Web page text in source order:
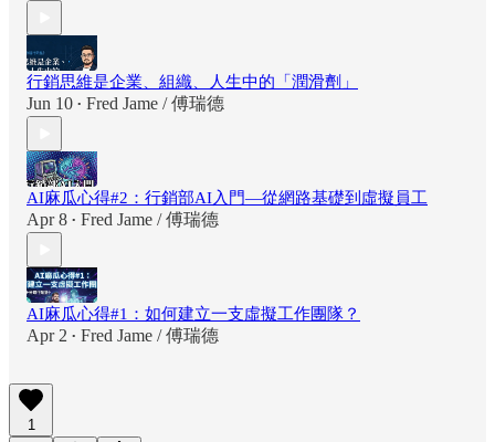
行銷思維是企業、組織、人生中的「潤滑劑」
Jun 10 • Fred Jame / 傅瑞德
AI麻瓜心得#2：行銷部AI入門—從網路基礎到虛擬員工
Apr 8 • Fred Jame / 傅瑞德
AI麻瓜心得#1：如何建立一支虛擬工作團隊？
Apr 2 • Fred Jame / 傅瑞德
1